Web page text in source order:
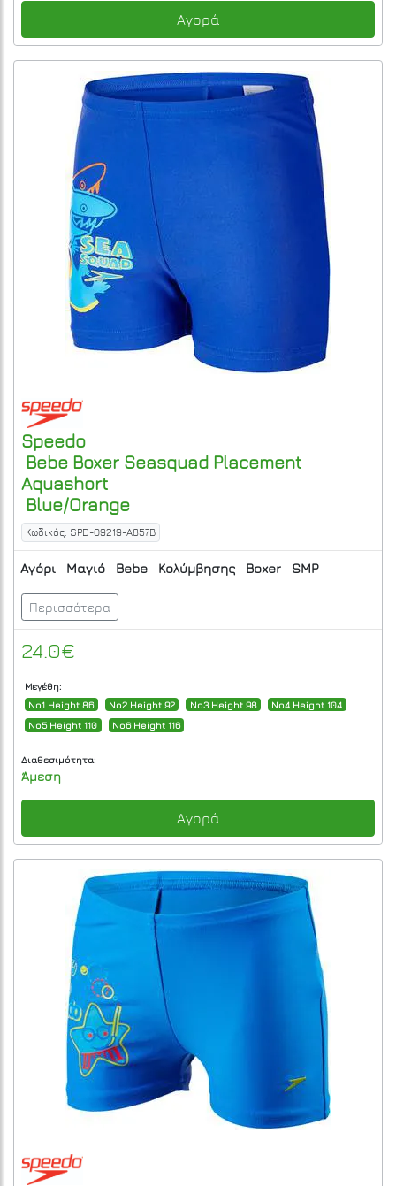
Αγορά
Speedo
Bebe Boxer Seasquad Placement
Aquashort
Blue/Orange
Κωδικός: SPD-09219-A857B
Αγόρι Μαγιό Bebe Κολύμβησης Boxer SMP
Περισσότερα
24.0€
Μεγέθη:
No1 Height 86
No2 Height 92 No3 Height 98
No4 Height 104
No5 Height 110
No6 Height 116
Διαθεσιμότητα:
Άμεση
Αγορά